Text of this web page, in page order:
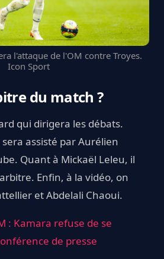
l'attaque de l'OM contre Troyes.
Icon Sport
du match ?
qui dirigera les débats.
assisté par Aurélien
Quant à Mickaël Leleu, il
Enfin, à la vidéo, on
et Abdelali Chaoui.
: Kamara refuse de se
de presse